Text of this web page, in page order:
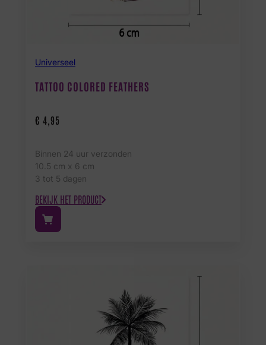
Universeel
TATTOO COLORED FEATHERS
€ 4,95
Binnen 24 uur verzonden
10.5 cm x 6 cm
3 tot 5 dagen
BEKIJK HET PRODUCT